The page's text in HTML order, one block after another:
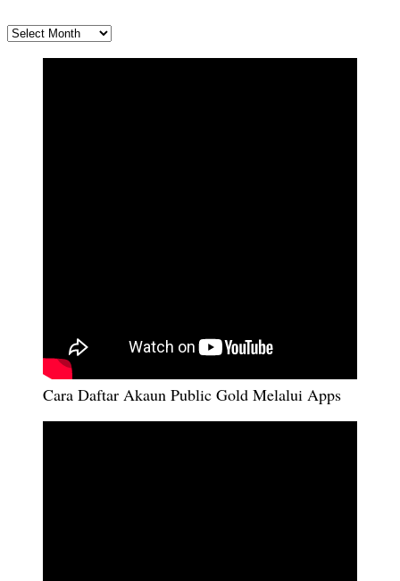
ARKIB
Cara Daftar Akaun Public Gold Melalui Apps